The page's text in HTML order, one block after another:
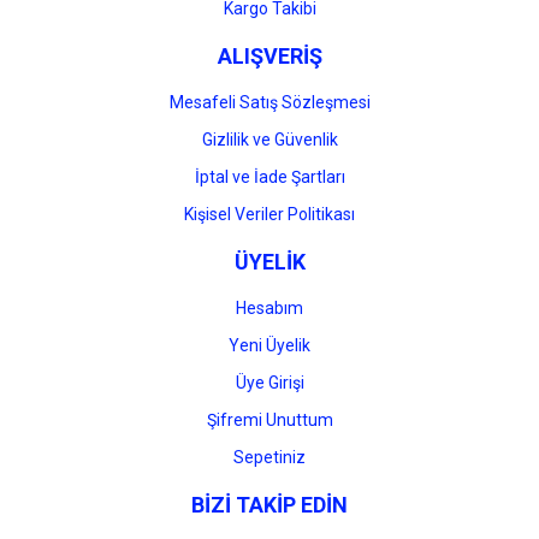
Gönder
Kargo Takibi
ALIŞVERİŞ
Mesafeli Satış Sözleşmesi
Gizlilik ve Güvenlik
İptal ve İade Şartları
Kişisel Veriler Politikası
ÜYELİK
Hesabım
Yeni Üyelik
Üye Girişi
Şifremi Unuttum
Sepetiniz
BİZİ TAKİP EDİN